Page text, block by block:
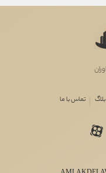
بلاگ تماس با ما